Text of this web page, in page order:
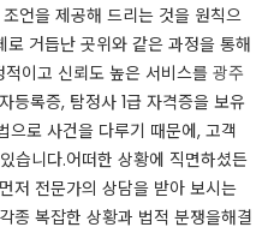
언을 제공해 드리는 것을 원칙으
거듭난 곳위와 같은 과정을 통해
이고 신뢰도 높은 서비스를 광주
등록증, 탐정사 1급 자격증을 보유
으로 사건을 다루기 때문에, 고객
습니다.​어떠한 상황에 직면하셨든
저 전문가의 상담을 받아 보시는
종 복잡한 상황과 법적 분쟁을해결